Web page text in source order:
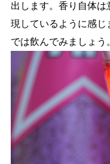
出します。香り自体
現しているように感じ
では飲んでみましょう